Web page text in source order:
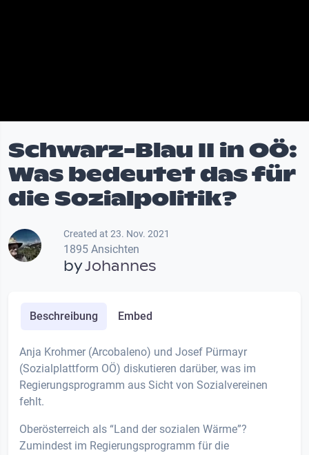
Schwarz-Blau II in OÖ:
Was bedeutet das für
die Sozialpolitik?
Created at 23. Nov. 2021
1895 Ansichten
byJohannes
Beschreibung Embed
Anja Krohmer (Arcobaleno) und Josef Pürmayr
(Sozialplattform OÖ) diskutieren darüber, was im
Regierungsprogramm aus Sicht von Sozialvereinen
fehlt.
Oberösterreich als “Land der sozialen Wärme”?
Zumindest im Regierungsprogramm für die